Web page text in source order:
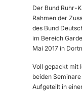
Der Bund Ruhr-
Rahmen der
des Bund
im Bereich
Mai 2017 in
Voll gepackt mit
beiden
Aufgeteilt in